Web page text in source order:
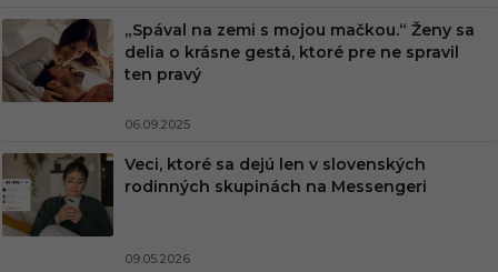
„Spával na zemi s mojou mačkou.“ Ženy sa
delia o krásne gestá, ktoré pre ne spravil
ten pravý
06.09.2025
Veci, ktoré sa dejú len v slovenských
rodinných skupinách na Messengeri
09.05.2026